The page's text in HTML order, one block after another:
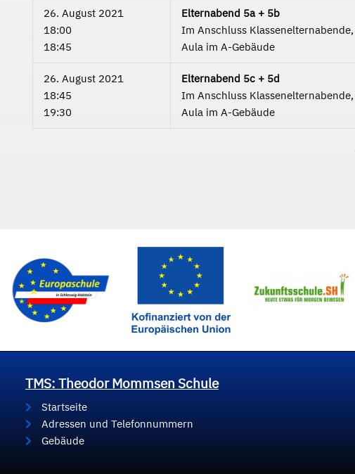
26. August 2021
18:00
18:45
Elternabend 5a + 5b
Im Anschluss
Aula im A-Gebäude
26. August 2021
18:45
19:30
Elternabend 5c + 5d
Im Anschluss
Aula im A-Gebäude
TMS: Theodor Mommsen Schule
Startseite
Adressen und Telefonnummern
Gebäude